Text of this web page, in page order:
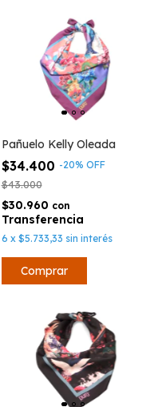
Pañuelo Kelly Oleada
$34.400 -20% OFF
$43.000
$30.960 con
6 x $5.733,33 sin interés